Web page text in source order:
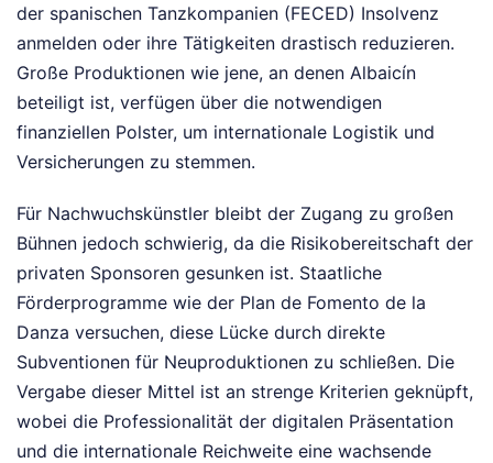
der spanischen Tanzkompanien (FECED) Insolvenz
anmelden oder ihre Tätigkeiten drastisch reduzieren.
Große Produktionen wie jene, an denen Albaicín
beteiligt ist, verfügen über die notwendigen
finanziellen Polster, um internationale Logistik und
Versicherungen zu stemmen.
Für Nachwuchskünstler bleibt der Zugang zu großen
Bühnen jedoch schwierig, da die Risikobereitschaft der
privaten Sponsoren gesunken ist. Staatliche
Förderprogramme wie der Plan de Fomento de la
Danza versuchen, diese Lücke durch direkte
Subventionen für Neuproduktionen zu schließen. Die
Vergabe dieser Mittel ist an strenge Kriterien geknüpft,
wobei die Professionalität der digitalen Präsentation
und die internationale Reichweite eine wachsende